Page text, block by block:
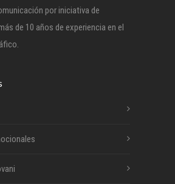
por iniciativa de
de 10 años de experiencia en el